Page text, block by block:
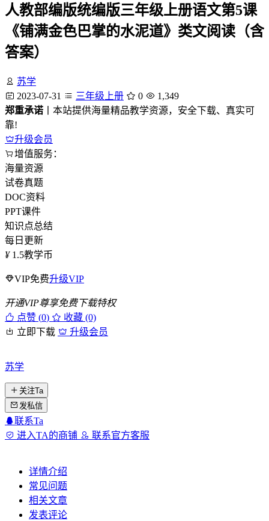
人教部编版统编版三年级上册语文第5课
《铺满金色巴掌的水泥道》类文阅读（含
答案）
苏学
2023-07-31
三年级上册 0
1,349
郑重承诺 丨本站提供海量精品教学资源，安全下载、真实可
靠!
升级会员
增值服务：
海量资源
试卷真题
DOC资料
PPT课件
知识点总结
每日更新
¥ 1.5教学币
VIP免费升级VIP
开通VIP尊享免费下载特权
点赞 (0)
收藏 (0)
立即下载
升级会员
苏学
关注Ta
发私信
联系Ta
进入TA的商铺
联系官方客服
详情介绍
常见问题
相关文章
发表评论